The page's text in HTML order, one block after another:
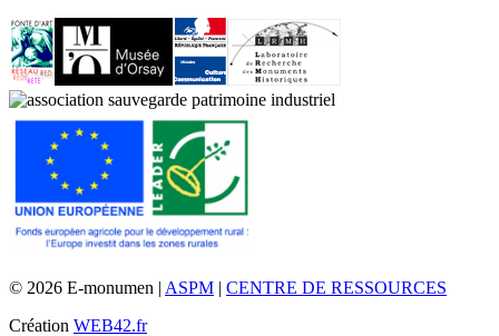
© 2026 E-monumen | ASPM | CENTRE DE RESSOURCES
Création WEB42.fr